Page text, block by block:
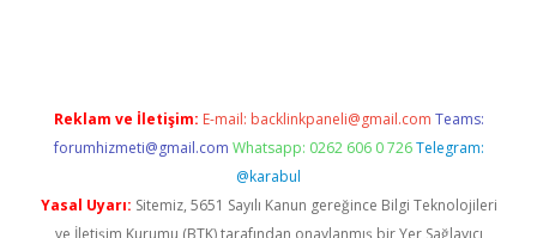
Reklam ve İletişim: E-mail: backlinkpaneli@gmail.com Teams:
forumhizmeti@gmail.com Whatsapp: 0262 606 0 726 Telegram:
@karabul
Yasal Uyarı: Sitemiz, 5651 Sayılı Kanun gereğince Bilgi Teknolojileri
ve İletişim Kurumu (BTK) tarafından onaylanmış bir Yer Sağlayıcı